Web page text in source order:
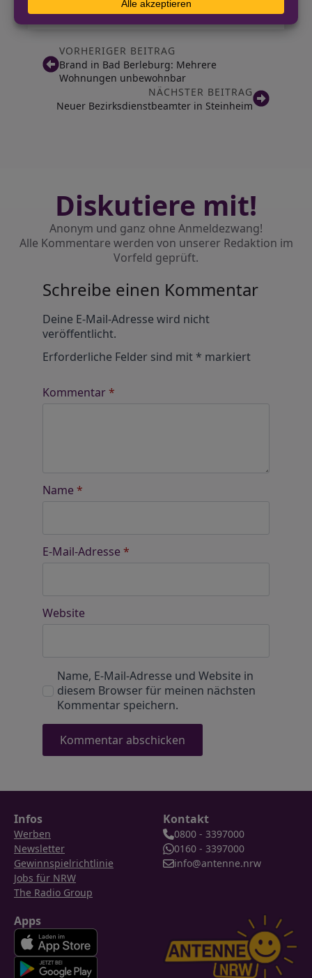
VORHERIGER BEITRAG
Brand in Bad Berleburg: Mehrere
Wohnungen unbewohnbar
NÄCHSTER BEITRAG
Neuer Bezirksdienstbeamter in Steinheim
Diskutiere mit!
Anonym und ganz ohne Anmeldezwang!
Alle Kommentare werden von unserer Redaktion im
Vorfeld geprüft.
Schreibe einen Kommentar
Deine E-Mail-Adresse wird nicht
veröffentlicht.
Erforderliche Felder sind mit* markiert
Kommentar*
Name *
E-Mail-Adresse *
Website
Name, E-Mail-Adresse und Website in
diesem Browser für meinen nächsten
Kommentar speichern.
Infos
Werben
Newsletter
Gewinnspielrichtlinie
Jobs für NRW
The Radio Group
Kontakt
0800 - 3397000
0160 - 3397000
info@antenne.nrw
Apps